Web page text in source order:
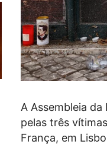
A Assembleia
pelas três
França, em